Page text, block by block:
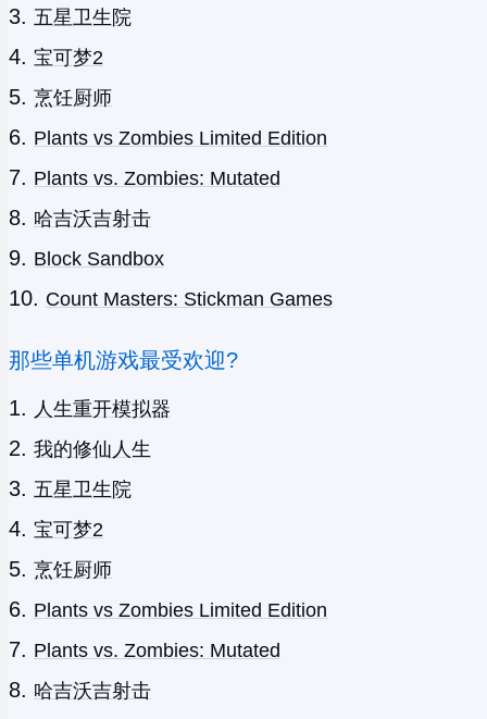
五星卫生院
宝可梦2
烹饪厨师
Plants vs Zombies Limited Edition
Plants vs. Zombies: Mutated
哈吉沃吉射击
Block Sandbox
Count Masters: Stickman Games
那些单机游戏最受欢迎?
人生重开模拟器
我的修仙人生
五星卫生院
宝可梦2
烹饪厨师
Plants vs Zombies Limited Edition
Plants vs. Zombies: Mutated
哈吉沃吉射击